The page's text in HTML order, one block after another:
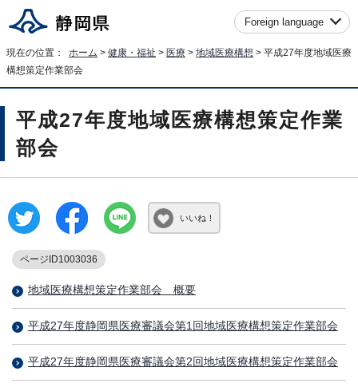
Foreign language
現在の位置： ホーム > 健康・福祉 > 医療 > 地域医療構想 > 平成27年度地域医療
構想策定作業部会
平成27年度地域医療構想策定作業
部会
いいね！
ページID1003036
地域医療構想策定作業部会 概要
平成27年度静岡県医療審議会第1回地域医療構想策定作業部会
平成27年度静岡県医療審議会第2回地域医療構想策定作業部会